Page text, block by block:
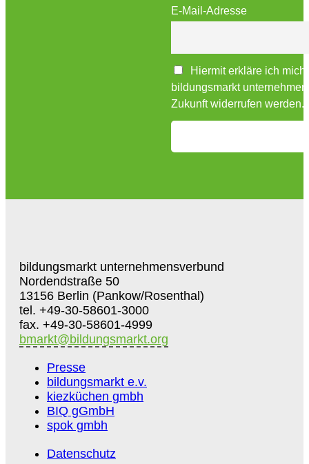
E-Mail-Adresse
Hiermit erkläre ich
bildungsmarkt
Zukunft widerrufen werden.
bildungsmarkt unternehmensverbund
Nordendstraße 50
13156 Berlin (Pankow/Rosenthal)
tel. +49-30-58601-3000
fax. +49-30-58601-4999
bmarkt@bildungsmarkt.org
Presse
bildungsmarkt e.v.
kiezküchen gmbh
BIQ gGmbH
spok gmbh
Datenschutz